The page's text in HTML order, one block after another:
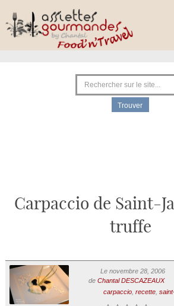
Carpaccio de Saint-
truffe
Le novembre 28, 2006
de Chantal DESCAZEAUX
carpaccio, recette,